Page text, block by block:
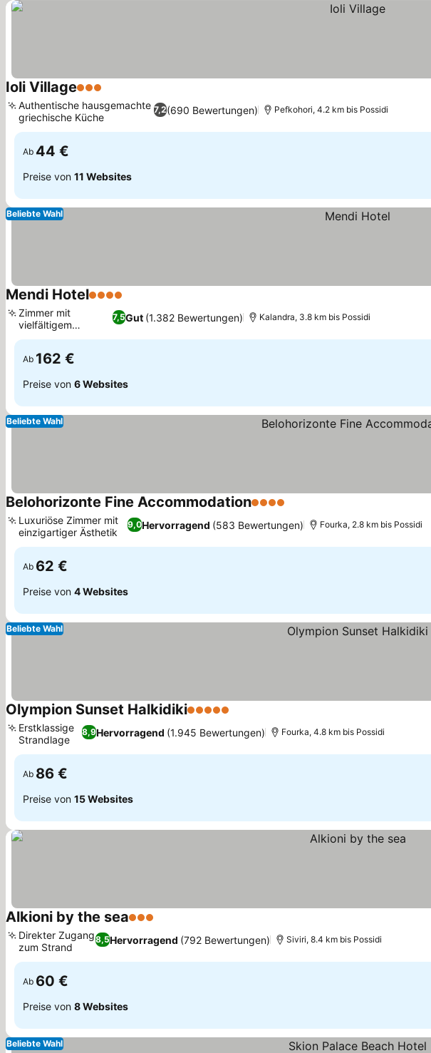
Ioli Village3 Sterne
7,2(690 Bewertungen)
Authentische hausgemachte
griechische Küche
Pefkohori, 4.2 km bis Possidi
Ab 44 €
Preise von 11 Websites
Beliebte Wahl
Mendi Hotel4 Sterne
7,5Gut (1.382 Bewertungen)
Zimmer mit
vielfältigem
Ausblick
Kalandra, 3.8 km bis Possidi
Ab 162 €
Preise von 6 Websites
Beliebte Wahl
Belohorizonte Fine Accommodation4 Sterne
9,0Hervorragend (583 Bewertungen)
Luxuriöse Zimmer mit
einzigartiger Ästhetik
Fourka, 2.8 km bis Possidi
Ab 62 €
Preise von 4 Websites
Beliebte Wahl
Olympion Sunset Halkidiki5 Sterne
8,9Hervorragend (1.945 Bewertungen)
Erstklassige
Strandlage
Fourka, 4.8 km bis Possidi
Ab 86 €
Preise von 15 Websites
Alkioni by the sea3 Sterne
8,5Hervorragend (792 Bewertungen)
Direkter Zugang
zum Strand
Siviri, 8.4 km bis Possidi
Ab 60 €
Preise von 8 Websites
Beliebte Wahl